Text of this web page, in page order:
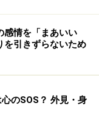
？
感情を「まあいい
を引きずらないため
心のSOS？ 外見・身